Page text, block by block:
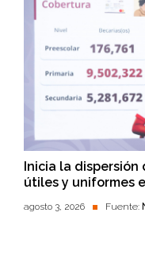
Inicia la dispersión
útiles y uniformes
agosto 3, 2026 Fuente: